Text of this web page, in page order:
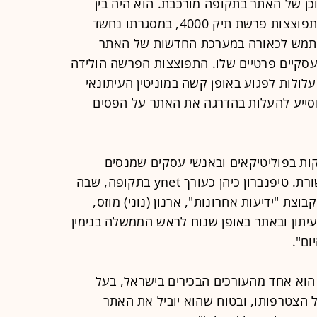
של האתר בתקופה מורכבת. הוא היה בין
הבכירים שנותרו ב"וואלה" גם לאחר התפוצצות פרשת תיק 4000, במסגרתו נחשד
לכאורה במערכת החדשות של האתר
פרטיים שלו. התפוצצות הפרשה הולידה
לפגוע באופן קשה במוניטין העיתונאי
להעלות בהדרגה את האתר על הפסים
בפוליטיקאים ובאנשי עסקים שמנסים
להשפיע על אופן הסיקור של כלי תקשורת. טיפנברון כיהן כעורך ynet בתקופה, שבה
בתיק 2000, מו"ל קבוצת "ידיעות אחרונות", ארנון (נוני) מוזס,
ובאתר באופן שנוח לראש הממשלה בנימין
אחד מהעורכים הבכירים בישראל, בעל
הצטרפותו, ובטוח שהוא יוביל את האתר